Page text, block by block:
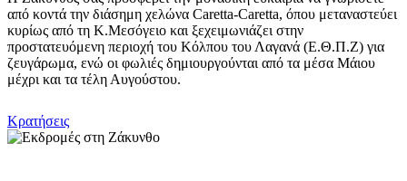
από κοντά την διάσημη χελώνα Caretta-Caretta, όπου μεταναστεύει
κυρίως από τη Κ.Μεσόγειο και ξεχειμωνιάζει στην
προστατευόμενη περιοχή του Κόλπου του Λαγανά (Ε.Θ.Π.Ζ) για
ζευγάρωμα, ενώ οι φωλιές δημιουργούνται από τα μέσα Μάιου
μέχρι και τα τέλη Αυγούστου.
Κρατήσεις